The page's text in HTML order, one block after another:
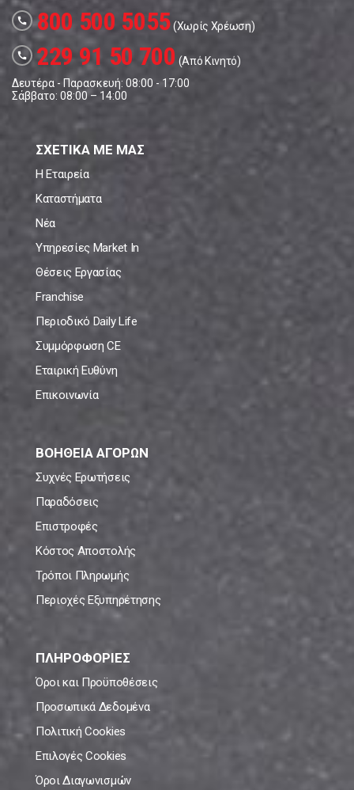
call 800 500 5055(Χωρίς Χρέωση)
call 229 91 50 700 (Από Κινητό)
Δευτέρα - Παρασκευή: 08:00 - 17:00
Σάββατο: 08:00 – 14:00
ΣΧΕΤΙΚΑ ΜΕ ΜΑΣ
Η Εταιρεία
Καταστήματα
Νέα
Υπηρεσίες Market In
Θέσεις Εργασίας
Franchise
Περιοδικό Daily Life
Συμμόρφωση CE
Εταιρική Ευθύνη
Επικοινωνία
ΒΟΗΘΕΙΑ ΑΓΟΡΩΝ
Συχνές Ερωτήσεις
Παραδόσεις
Επιστροφές
Κόστος Αποστολής
Τρόποι Πληρωμής
Περιοχές Εξυπηρέτησης
ΠΛΗΡΟΦΟΡΙΕΣ
Όροι και Προϋποθέσεις
Προσωπικά Δεδομένα
Πολιτική Cookies
Επιλογές Cookies
Όροι Διαγωνισμών